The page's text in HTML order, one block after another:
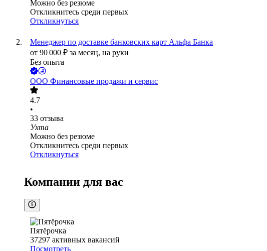
Можно без резюме
Откликнитесь среди первых
Откликнуться
Менеджер по доставке банковских карт Альфа Банка
от 90 000 ₽ за месяц, на руки
Без опыта
ООО Финансовые продажи и сервис
4.7
•
33 отзыва
Ухта
Можно без резюме
Откликнитесь среди первых
Откликнуться
Компании для вас
Пятёрочка
37297 активных вакансий
Посмотреть